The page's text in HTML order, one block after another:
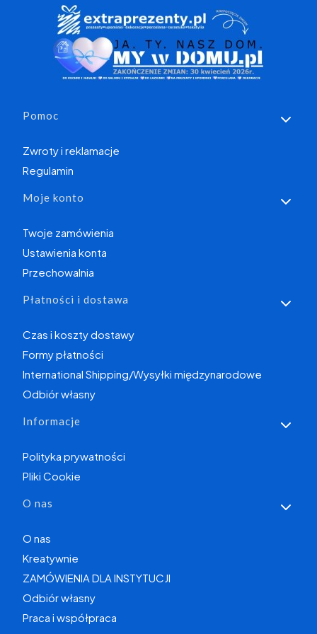
Linki w stopce
Pomoc
Zwroty i reklamacje
Regulamin
Moje konto
Twoje zamówienia
Ustawienia konta
Przechowalnia
Płatności i dostawa
Czas i koszty dostawy
Formy płatności
International Shipping/Wysyłki międzynarodowe
Odbiór własny
Informacje
Polityka prywatności
Pliki Cookie
O nas
O nas
Kreatywnie
ZAMÓWIENIA DLA INSTYTUCJI
Odbiór własny
Praca i współpraca